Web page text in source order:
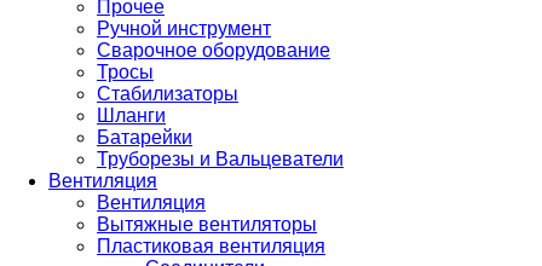
Прочее
Ручной инструмент
Сварочное оборудование
Тросы
Стабилизаторы
Шланги
Батарейки
Труборезы и Вальцеватели
Вентиляция
Вентиляция
Вытяжные вентиляторы
Пластиковая вентиляция